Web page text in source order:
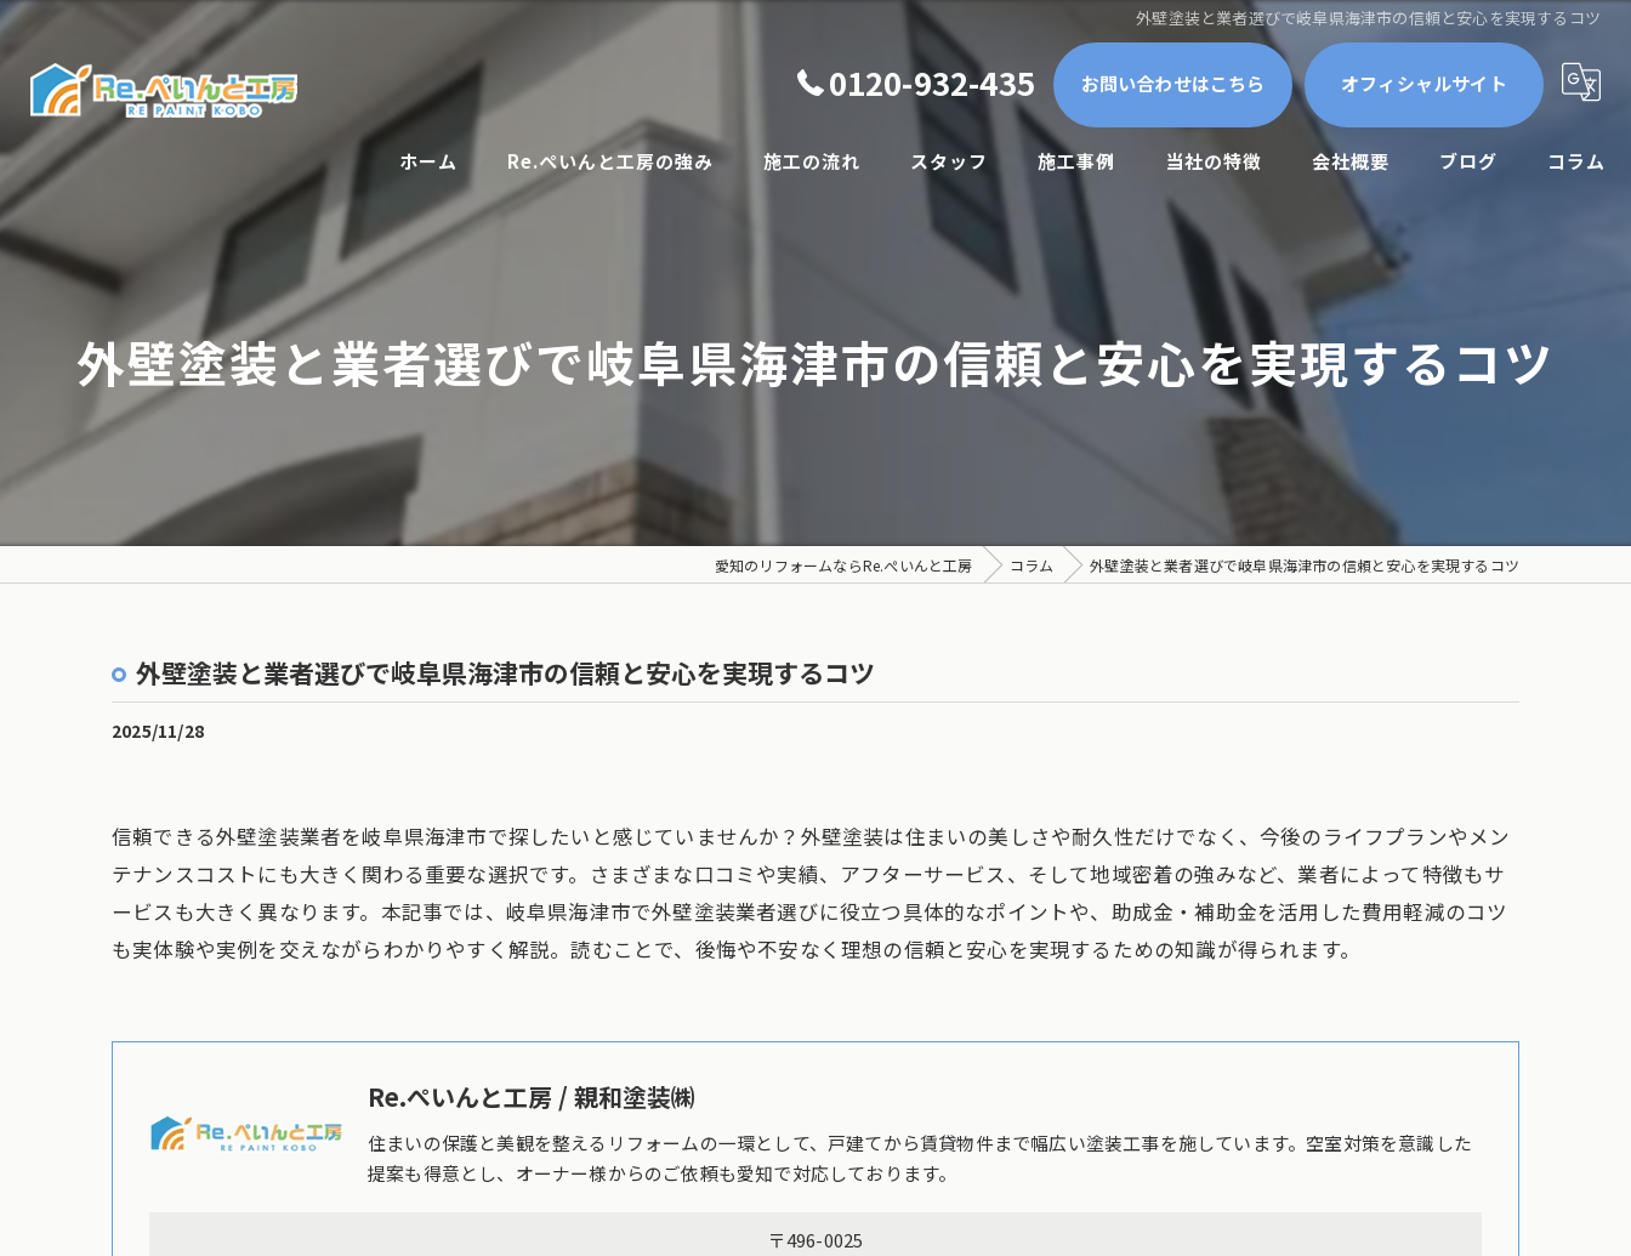
外壁塗装と業者選びで岐阜県海津市の信頼と安心を実現するコツ
0120-932-435 お問い合わせはこちら オフィシャルサイト
ホーム Re.ぺいんと工房の強み 施工の流れ スタッフ 施工事例 当社の特徴
屋根外壁
外壁塗装
防水工事
会社概要 ブログ コラム
外壁塗装と業者選びで岐阜県海津市の信頼と安心を実現するコツ
愛知のリフォームならRe.ぺいんと工房 コラム 外壁塗装と業者選びで岐阜県海津市の信頼と安心を実現するコツ
外壁塗装と業者選びで岐阜県海津市の信頼と安心を実現するコツ
2025/11/28
信頼できる外壁塗装業者を岐阜県海津市で探したいと感じていませんか？外壁塗装は住まいの美しさや耐久性だけでなく、今後のライフプランやメン
テナンスコストにも大きく関わる重要な選択です。さまざまな口コミや実績、アフターサービス、そして地域密着の強みなど、業者によって特徴もサ
ービスも大きく異なります。本記事では、岐阜県海津市で外壁塗装業者選びに役立つ具体的なポイントや、助成金・補助金を活用した費用軽減のコツ
も実体験や実例を交えながらわかりやすく解説。読むことで、後悔や不安なく理想の信頼と安心を実現するための知識が得られます。
Re.ぺいんと工房 / 親和塗装㈱
住まいの保護と美観を整えるリフォームの一環として、戸建てから賃貸物件まで幅広い塗装工事を施しています。空室対策を意識した
提案も得意とし、オーナー様からのご依頼も愛知で対応しております。
〒496-0025